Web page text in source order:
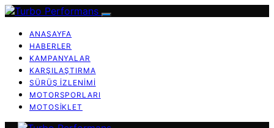
ANASAYFA
HABERLER
KAMPANYALAR
KARŞILAŞTIRMA
SÜRÜŞ İZLENIMI
MOTORSPORLARI
MOTOSIKLET